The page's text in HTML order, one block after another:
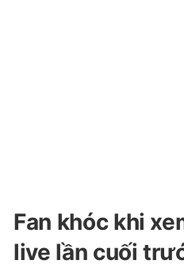
Fan khóc khi
live lần cuối